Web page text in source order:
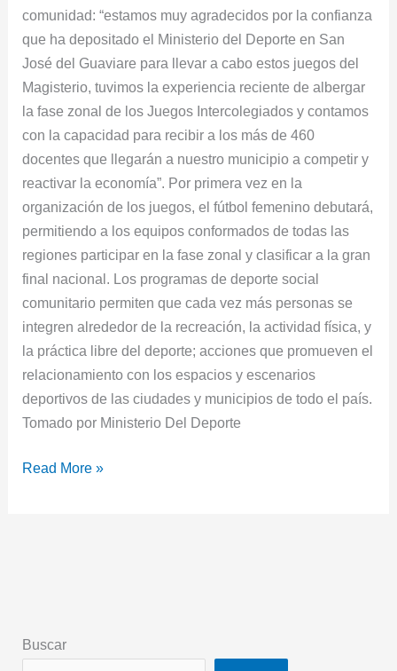
comunidad: “estamos muy agradecidos por la confianza
que ha depositado el Ministerio del Deporte en San
José del Guaviare para llevar a cabo estos juegos del
Magisterio, tuvimos la experiencia reciente de albergar
la fase zonal de los Juegos Intercolegiados y contamos
con la capacidad para recibir a los más de 460
docentes que llegarán a nuestro municipio a competir y
reactivar la economía”. Por primera vez en la
organización de los juegos, el fútbol femenino debutará,
permitiendo a los equipos conformados de todas las
regiones participar en la fase zonal y clasificar a la gran
final nacional. Los programas de deporte social
comunitario permiten que cada vez más personas se
integren alrededor de la recreación, la actividad física, y
la práctica libre del deporte; acciones que promueven el
relacionamiento con los espacios y escenarios
deportivos de las ciudades y municipios de todo el país.
Tomado por Ministerio Del Deporte
Read More »
Buscar